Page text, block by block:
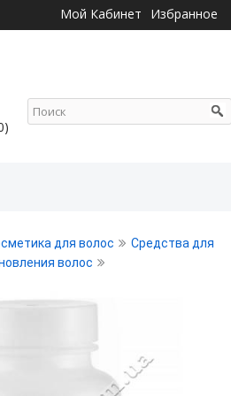
Мой Кабинет Избранное
для волос
Средства для
волос